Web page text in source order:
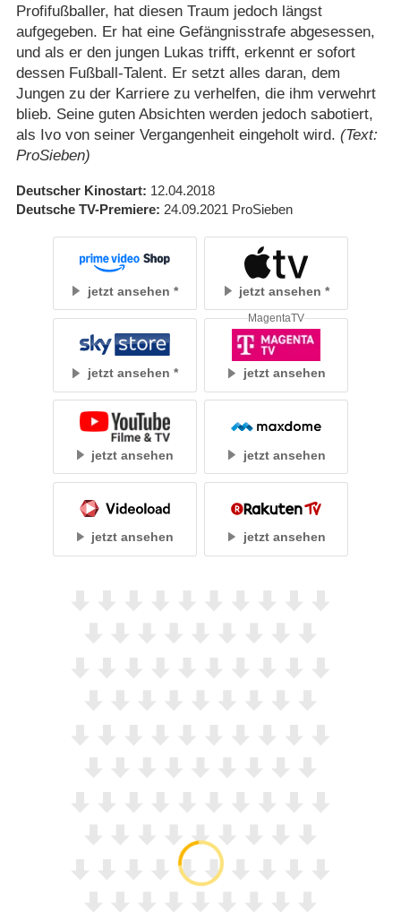
Profifußballer, hat diesen Traum jedoch längst
aufgegeben. Er hat eine Gefängnisstrafe abgesessen,
und als er den jungen Lukas trifft, erkennt er sofort
dessen Fußball-Talent. Er setzt alles daran, dem
Jungen zu der Karriere zu verhelfen, die ihm verwehrt
blieb. Seine guten Absichten werden jedoch sabotiert,
als Ivo von seiner Vergangenheit eingeholt wird. (Text:
ProSieben)
Deutscher Kinostart 12.04.2018
Deutsche TV-Premiere 24.09.2021 ProSieben
jetzt ansehen jetzt ansehen
jetzt ansehen jetzt ansehen
MagentaTV
jetzt ansehen jetzt ansehen
jetzt ansehen jetzt ansehen